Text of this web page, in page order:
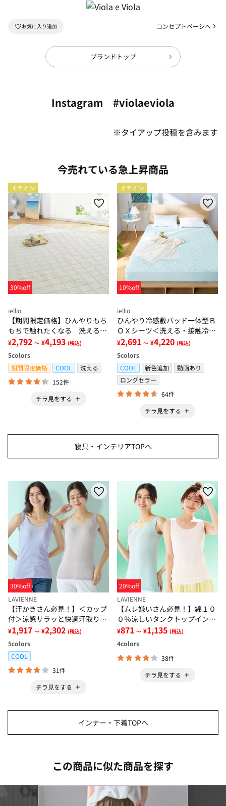
コンセプトページへ
ブランドトップ
Instagram #violaeviola
※タイアップ投稿を含みます
今売れている急上昇商品
イチオシ
30%off
iellio
【期間限定価格】ひんやりもち
もちで触れたくなる 洗えるラ
グ＜低反発・滑りにくい・接触
冷感・防ダニ・カーペット＞
¥2,792 ～ ¥4,193 (税込)
5colors
期間限定価格
COOL
洗える
152件
チラ見をする
イチオシ
10%off
iellio
ひんやり冷感敷パッド一体型Ｂ
ＯＸシーツ＜洗える・接触冷
感・抗菌防臭・時短・家事楽・
ボックスシーツ・寝苦しさ対策
＞
¥2,691 ～ ¥4,220 (税込)
5colors
COOL
新色追加
動画あり
ロングセラー
64件
チラ見をする
寝具・インテリアTOPへ
30%off
LAVIENNE
【汗かきさん必見！】＜カップ
付＞涼感サラッと快適汗取りタ
ンクトップインナー＜さらりラ
ボ＞
¥1,917 ～ ¥2,302 (税込)
5colors
COOL
31件
チラ見をする
20%off
LAVIENNE
【ムレ嫌いさん必見！】綿１０
０％涼しいタンクトップインナ
ー＜さらりラボ＞
¥871 ～ ¥1,135 (税込)
4colors
38件
チラ見をする
インナー・下着TOPへ
この商品に似た商品を探す